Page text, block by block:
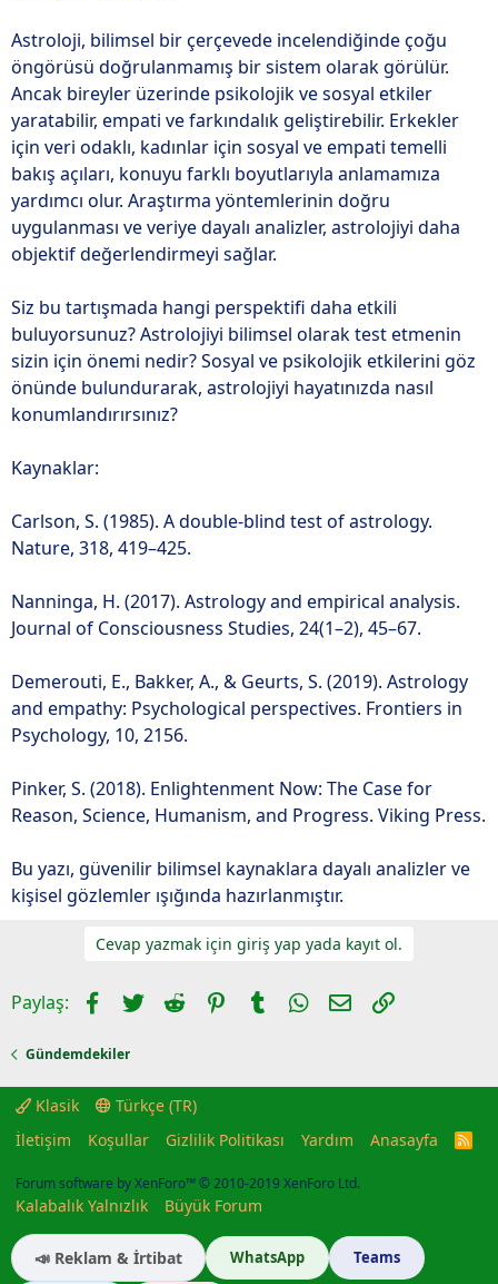
Astroloji, bilimsel bir çerçevede incelendiğinde çoğu
öngörüsü doğrulanmamış bir sistem olarak görülür.
Ancak bireyler üzerinde psikolojik ve sosyal etkiler
yaratabilir, empati ve farkındalık geliştirebilir. Erkekler
için veri odaklı, kadınlar için sosyal ve empati temelli
bakış açıları, konuyu farklı boyutlarıyla anlamamıza
yardımcı olur. Araştırma yöntemlerinin doğru
uygulanması ve veriye dayalı analizler, astrolojiyi daha
objektif değerlendirmeyi sağlar.
Siz bu tartışmada hangi perspektifi daha etkili
buluyorsunuz? Astrolojiyi bilimsel olarak test etmenin
sizin için önemi nedir? Sosyal ve psikolojik etkilerini göz
önünde bulundurarak, astrolojiyi hayatınızda nasıl
konumlandırırsınız?
Kaynaklar:
Carlson, S. (1985). A double-blind test of astrology.
Nature, 318, 419–425.
Nanninga, H. (2017). Astrology and empirical analysis.
Journal of Consciousness Studies, 24(1–2), 45–67.
Demerouti, E., Bakker, A., & Geurts, S. (2019). Astrology
and empathy: Psychological perspectives. Frontiers in
Psychology, 10, 2156.
Pinker, S. (2018). Enlightenment Now: The Case for
Reason, Science, Humanism, and Progress. Viking Press.
Bu yazı, güvenilir bilimsel kaynaklara dayalı analizler ve
kişisel gözlemler ışığında hazırlanmıştır.
Cevap yazmak için giriş yap yada kayıt ol.
Paylaş: Facebook
TwitterReddit Pinterest
TumblrWhatsApp
E-postaLink
Gündemdekiler
Klasik
Türkçe (TR)
İletişim
Koşullar Gizlilik Politikası Yardım Anasayfa
R
Forum software by XenForo™© 2010-2019 XenForo Ltd.
Kalabalık Yalnızlık Büyük Forum
📣 Reklam & İrtibat WhatsApp Teams